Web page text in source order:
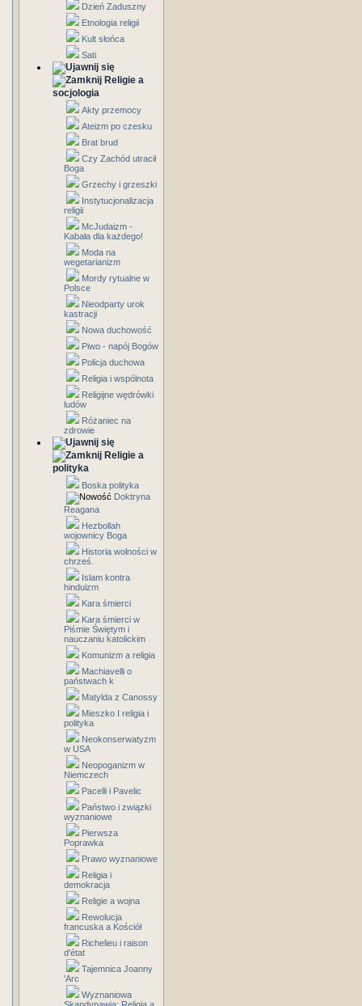
Dzień Zaduszny
Etnologia religii
Kult słońca
Sati
Religie a
socjologia
Akty przemocy
Ateizm po czesku
Brat brud
Czy Zachód utracił
Boga
Grzechy i grzeszki
Instytucjonalizacja
religii
McJudaizm -
Kabała dla każdego!
Moda na
wegetarianizm
Mordy rytualne w
Polsce
Nieodparty urok
kastracji
Nowa duchowość
Piwo - napój Bogów
Policja duchowa
Religia i wspólnota
Religijne wędrówki
ludów
Różaniec na
zdrowie
Religie a
polityka
Boska polityka
Doktryna
Reagana
Hezbollah
wojownicy Boga
Historia wolności w
chrześ.
Islam kontra
hinduizm
Kara śmierci
Kara śmierci w
Piśmie Świętym i
nauczaniu katolickim
Komunizm a religia
Machiavelli o
państwach k
Matylda z Canossy
Mieszko I religia i
polityka
Neokonserwatyzm
w USA
Neopoganizm w
Niemczech
Pacelli i Pavelic
Państwo i związki
wyznaniowe
Pierwsza
Poprawka
Prawo wyznaniowe
Religia i
demokracja
Religie a wojna
Rewolucja
francuska a Kościół
Richelieu i raison
d'état
Tajemnica Joanny
'Arc
Wyznaniowa